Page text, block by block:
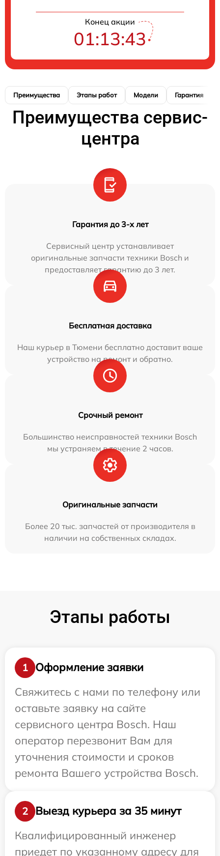
Конец акции
01:13:42
Преимущества Этапы работ Модели Гарантия
Преимущества сервис-
центра
Гарантия до 3-х лет
Сервисный центр устанавливает
оригинальные запчасти техники Bosch и
предоставляет гарантию до 3 лет.
Бесплатная доставка
Наш курьер в Тюмени бесплатно доставит ваше
устройство на ремонт и обратно.
Срочный ремонт
Большинство неисправностей техники Bosch
мы устраняем в течение 2 часов.
Оригинальные запчасти
Более 20 тыс. запчастей от производителя в
наличии на собственных складах.
Этапы работы
1
Оформление заявки
Свяжитесь с нами по телефону или
оставьте заявку на сайте
сервисного центра Bosch. Наш
оператор перезвонит Вам для
уточнения стоимости и сроков
ремонта Вашего устройства Bosch.
2
Выезд курьера за 35 минут
Квалифицированный инженер
приедет по указанному адресу для